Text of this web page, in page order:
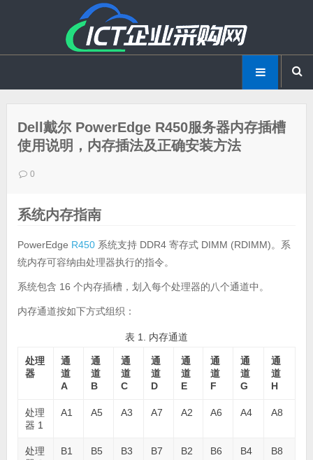
Dell戴尔 PowerEdge R450服务器内存插槽
使用说明，内存插法及正确安装方法
0
系统内存指南
PowerEdge R450系统支持 DDR4 寄存式 DIMM (RDIMM)。系
统内存可容纳由处理器执行的指令。
系统包含 16 个内存插槽，划入每个处理器的八个通道中。
内存通道按如下方式组织：
表 1. 内存通道
处理
器
通
道
A
通
道
B
通
道
C
通
道
D
通
道
E
通
道
F
通
道
G
通
道
H
处理
器 1
A1 A5 A3 A7 A2 A6 A4 A8
处理
B1 B5 B3 B7 B2 B6 B4 B8